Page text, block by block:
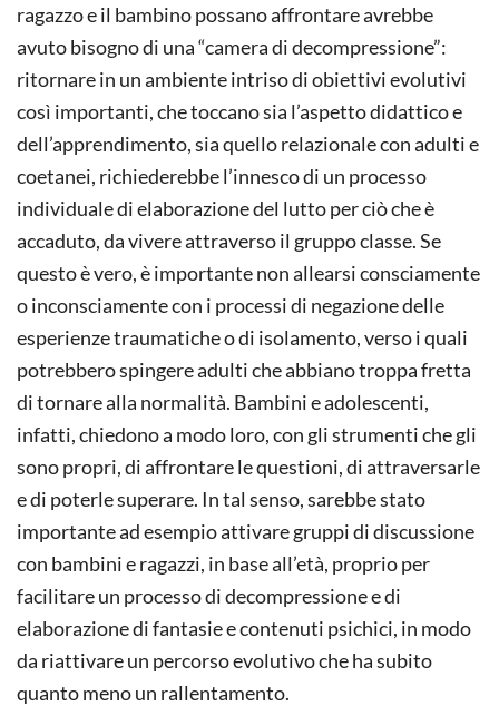
ragazzo e il bambino possano affrontare avrebbe
avuto bisogno di una “camera di decompressione”:
ritornare in un ambiente intriso di obiettivi evolutivi
così importanti, che toccano sia l’aspetto didattico e
dell’apprendimento, sia quello relazionale con adulti e
coetanei, richiederebbe l’innesco di un processo
individuale di elaborazione del lutto per ciò che è
accaduto, da vivere attraverso il gruppo classe. Se
questo è vero, è importante non allearsi consciamente
o inconsciamente con i processi di negazione delle
esperienze traumatiche o di isolamento, verso i quali
potrebbero spingere adulti che abbiano troppa fretta
di tornare alla normalità. Bambini e adolescenti,
infatti, chiedono a modo loro, con gli strumenti che gli
sono propri, di affrontare le questioni, di attraversarle
e di poterle superare. In tal senso, sarebbe stato
importante ad esempio attivare gruppi di discussione
con bambini e ragazzi, in base all’età, proprio per
facilitare un processo di decompressione e di
elaborazione di fantasie e contenuti psichici, in modo
da riattivare un percorso evolutivo che ha subito
quanto meno un rallentamento.